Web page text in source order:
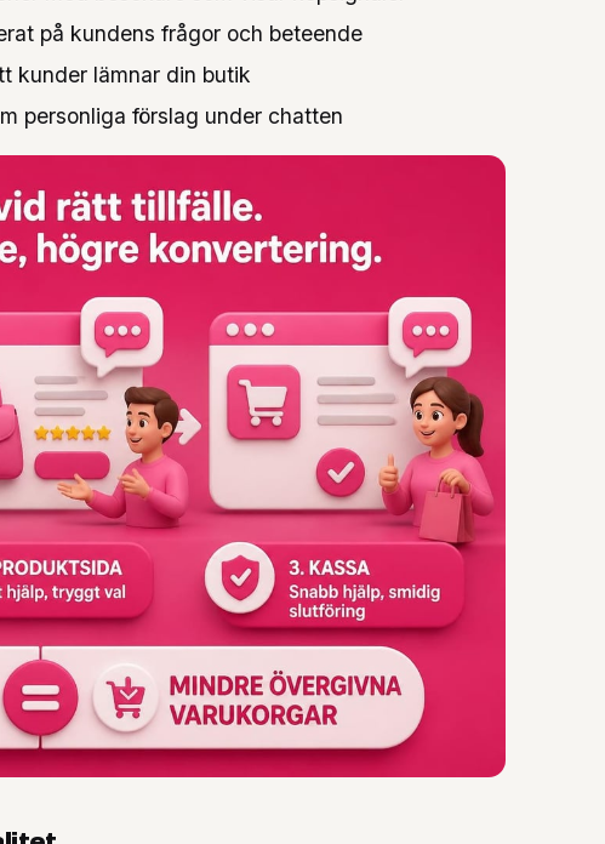
på kundens frågor och beteende
kunder lämnar din butik
personliga förslag under chatten